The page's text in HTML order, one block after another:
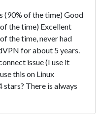
(90% of the time) Good
the time) Excellent
the time, never had
for about 5 years.
issue (I use it
this on Linux
There is always